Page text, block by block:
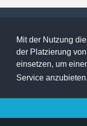
Mit der Nutzung
der Platzierung
einsetzen, um
Service anzubieten.
96 users online |
FAQ Overview
Impressum